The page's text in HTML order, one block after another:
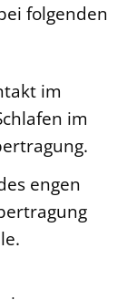
folgenden
im
im
engen